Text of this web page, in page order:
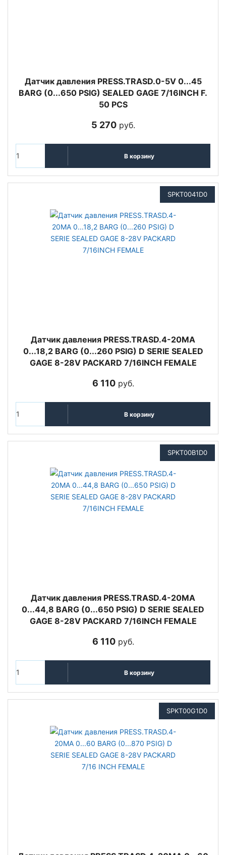
Датчик давления PRESS.TRASD.0-5V 0...45
BARG (0...650 PSIG) SEALED GAGE 7/16INCH F.
50 PCS
5 270руб.
В корзину
SPKT0041D0
Датчик давления PRESS.TRASD.4-20MA
0...18,2 BARG (0...260 PSIG) D SERIE SEALED
GAGE 8-28V PACKARD 7/16INCH FEMALE
6 110руб.
В корзину
SPKT00B1D0
Датчик давления PRESS.TRASD.4-20MA
0...44,8 BARG (0...650 PSIG) D SERIE SEALED
GAGE 8-28V PACKARD 7/16INCH FEMALE
6 110руб.
В корзину
SPKT00G1D0